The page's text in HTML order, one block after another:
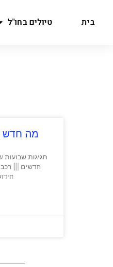
בית טיולים בחו"ל
מה חדש
חגיגות שבועות
חדשים |||